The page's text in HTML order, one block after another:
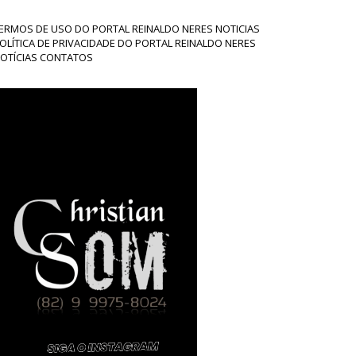
DE USO DO PORTAL REINALDO NERES NOTICIAS
DE PRIVACIDADE DO PORTAL REINALDO NERES
CONTATOS